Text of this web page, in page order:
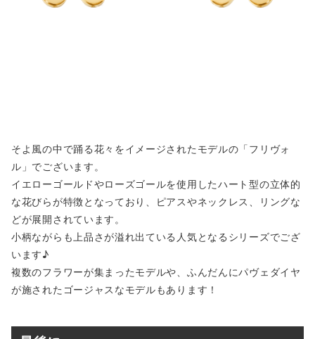
そよ風の中で踊る花々をイメージされたモデルの「フリヴォ
ル」でございます。
イエローゴールドやローズゴールを使用したハート型の立体的
な花びらが特徴となっており、ピアスやネックレス、リングな
どが展開されています。
小柄ながらも上品さが溢れ出ている人気となるシリーズでござ
います♪
複数のフラワーが集まったモデルや、ふんだんにパヴェダイヤ
が施されたゴージャスなモデルもあります！